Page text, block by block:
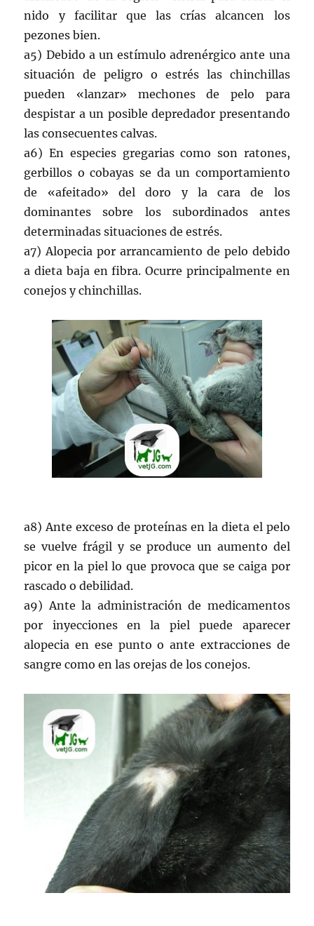
nido y facilitar que las crías alcancen los
pezones bien.
a5) Debido a un estímulo adrenérgico ante una
situación de peligro o estrés las chinchillas
pueden «lanzar» mechones de pelo para
despistar a un posible depredador presentando
las consecuentes calvas.
a6) En especies gregarias como son ratones,
gerbillos o cobayas se da un comportamiento
de «afeitado» del doro y la cara de los
dominantes sobre los subordinados antes
determinadas situaciones de estrés.
a7) Alopecia por arrancamiento de pelo debido
a dieta baja en fibra. Ocurre principalmente en
conejos y chinchillas.
a8) Ante exceso de proteínas en la dieta el pelo
se vuelve frágil y se produce un aumento del
picor en la piel lo que provoca que se caiga por
rascado o debilidad.
a9) Ante la administración de medicamentos
por inyecciones en la piel puede aparecer
alopecia en ese punto o ante extracciones de
sangre como en las orejas de los conejos.